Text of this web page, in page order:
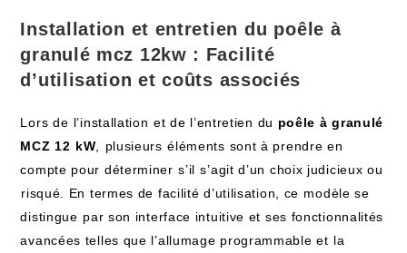
Installation et‍ entretien ⁢du poêle ​à
granulé mcz 12kw : Facilité
d’utilisation et coûts associés
Lors de⁢ l’installation⁣ et‌ de l’entretien du poêle‌ à ‌granulé
MCZ 12 ⁣kW , ⁢plusieurs ⁢éléments sont à prendre en
compte pour déterminer ⁣s’il⁢ s’agit d’un choix ​judicieux‍ ou
⁣risqué. En termes de facilité ​d’utilisation, ce ⁤modèle se‌
distingue ⁣par son interface intuitive et ses fonctionnalités
avancées telles‌ que l’allumage programmable et ⁣la